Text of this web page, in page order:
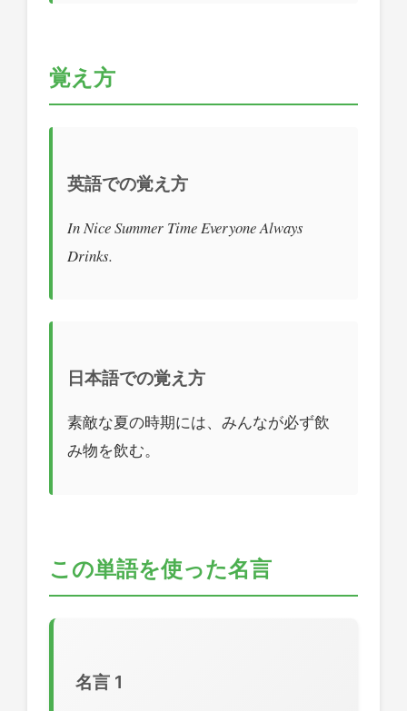
覚え方
英語での覚え方
In Nice Summer Time Everyone Always
Drinks.
日本語での覚え方
素敵な夏の時期には、みんなが必ず飲
み物を飲む。
この単語を使った名言
名言 1